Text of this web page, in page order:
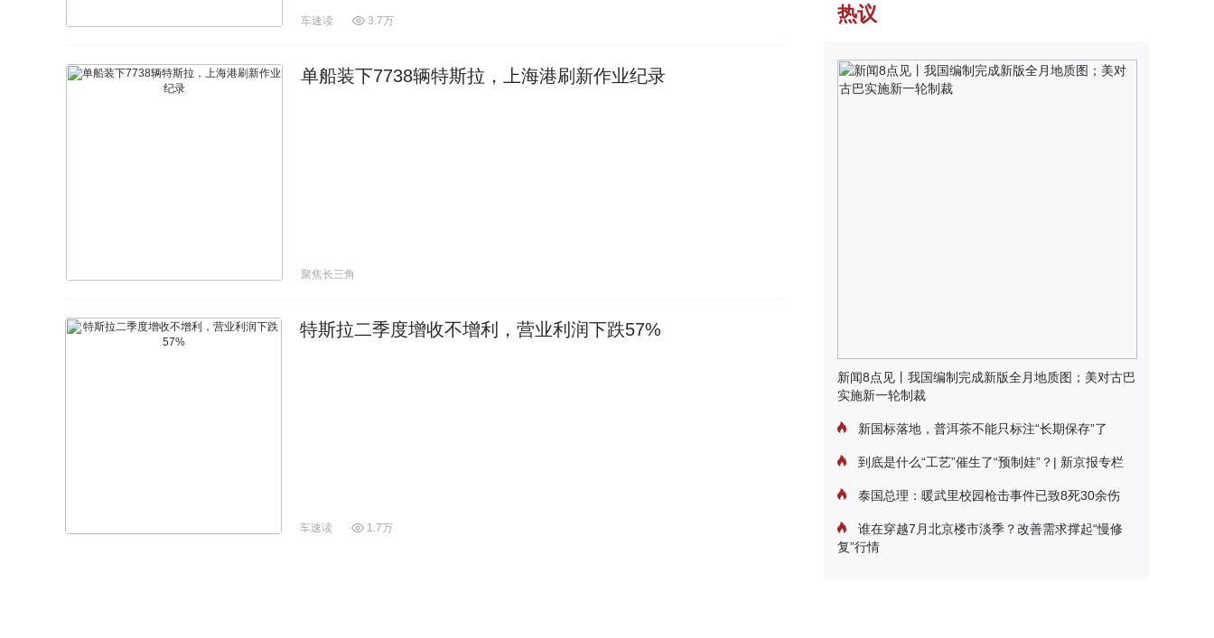
车速读 3.7万
单船装下7738辆特斯拉，上海港刷新作业纪录
聚焦长三角
特斯拉二季度增收不增利，营业利润下跌57%
车速读 1.7万
热议
新闻8点见丨我国编制完成新版全月地质图；美对古巴
实施新一轮制裁
新国标落地，普洱茶不能只标注“长期保存”了
到底是什么“工艺”催生了“预制娃”？| 新京报专栏
泰国总理：暖武里校园枪击事件已致8死30余伤
谁在穿越7月北京楼市淡季？改善需求撑起“慢修
复”行情